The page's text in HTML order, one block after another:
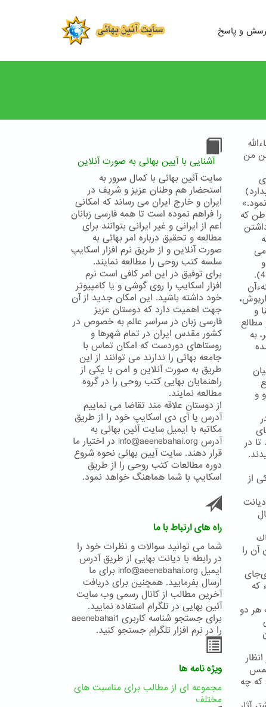
و پاسخ
من
كه
و
مطالع
به
و
در
از
آن را
كه
هر دو
شمس
که چه
آشنایی با آیین بهائی به صورت آنلاین
سایت آئین بهائی با کمال سرور به
استحضار هم وطنان عزیز و شریف در
ایران و خارج ایران می رساند که امکانی
را فراهم نموده است تا همه فارسی زبانان
اعم از ایرانی و غیر ایرانی بتوانند برای
مطالعه و تحقیق درباره امر بهائی به
صورت آنلاین و از طریق نرم افزار اسکایپ
سلسه کتب روحی را مطالعه نمایند.
برای توفیق در این امر کافی است نرم
افزار اسکایپ را روی گوشی و یا کامپیوتر
خود داشته باشید. این امکان جدید از آن
جهت اهمیت دارد که دوستان عزیز
فارسی زبان در سراسر عالم به خصوص در
کشور مقدس ایران در تمام شهرها و
روستاهای دوردست که امکان تماس با
جامعه بهائی را ندارند می توانند از این
طریق به صورت آنلاین و امن با یکی از
راهنمایان بهایی کتب روحی را در گروه
مطالعه نمایند.
از دوستان علاقه مند تقاضا می نماییم
آدرس یا آی دی اسکایپ خود را از طریق
مکاتبه با ایمیل سایت آئین بهائی به
آدرس info@aeenebahai.org در اختیار ما
قرار دهند. سایت آیین بهائی نحوه شروع
دوره مطالعات کتب روحی را از طریق
اسکایپ با شما هماهنگ خواهد نمود.
راه های ارتباط با ما
شما می توانید سوالات و نظرات خود را
در رابطه با دیانت بهایی از طریق آدرس
ایمیل info@aeenebahai.org برای ما
ارسال بفرمایید. همچنین برای دریافت
آخرین مطالب از کانال رسمی وب سایت
آئین بهایی در تلگرام استفاده نمایید.
برای جستجو شناسه کاربری aeenebahai1
را در نرم افزار تلگرام جستجو کنید.
ویژه نامه ها
مجموعه ای از مطالب برای مناسبت های
مختلف